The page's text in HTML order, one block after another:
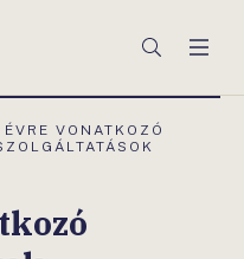
Keresés
VONATKOZÓ